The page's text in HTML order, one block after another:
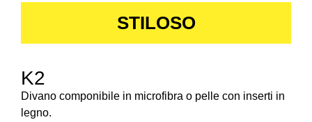
STILOSO
K2
Divano componibile in microfibra o pelle con inserti in
legno.